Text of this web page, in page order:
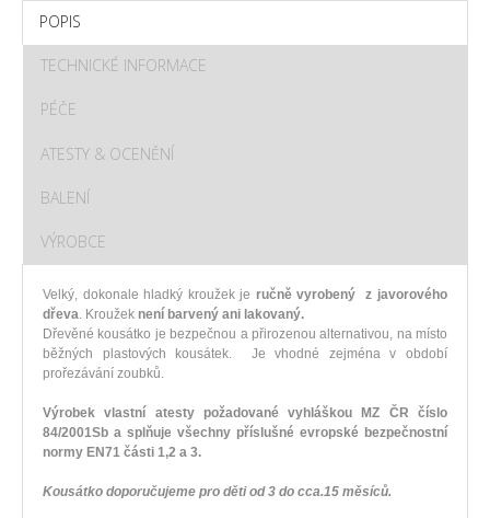
POPIS
TECHNICKÉ INFORMACE
PÉČE
ATESTY & OCENĚNÍ
BALENÍ
VÝROBCE
Velký, dokonale hladký kroužek je ručně vyrobený z javorového
dřeva. Kroužek není barvený ani lakovaný.
Dřevěné kousátko je bezpečnou a přirozenou alternativou, na místo
běžných plastových kousátek. Je vhodné zejména v období
prořezávání zoubků.
Výrobek vlastní atesty požadované vyhláškou MZ ČR číslo
84/2001Sb a splňuje všechny příslušné evropské bezpečnostní
normy EN71 části 1,2 a 3.
Kousátko doporučujeme pro děti od 3 do cca.15 měsíců.